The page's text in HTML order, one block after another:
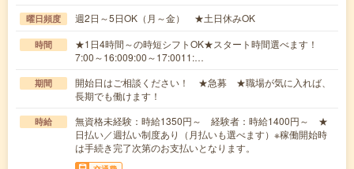
曜日頻度 週2日～5日OK（月～金） ★土日休みOK
時間
★1日4時間～の時短シフトOK★スタート時間選べます！
7:00～16:009:00～17:0011:…
期間
開始日はご相談ください！ ★急募 ★職場が気に入れば、
長期でも働けます！
時給
無資格未経験：時給1350円～ 経験者：時給1400円～ ★
日払い／週払い制度あり（月払いも選べます）※稼働開始時
は手続き完了次第のお支払いとなります。